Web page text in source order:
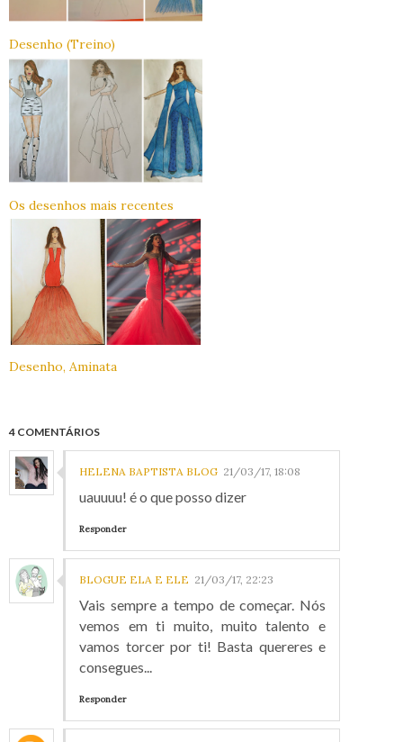
Desenho (Treino)
Os desenhos mais recentes
Desenho, Aminata
4 COMENTÁRIOS
HELENA BAPTISTA BLOG 21/03/17, 18:08
uauuuu! é o que posso dizer
Responder
BLOGUE ELA E ELE 21/03/17, 22:23
Vais sempre a tempo de começar. Nós
vemos em ti muito, muito talento e
vamos torcer por ti! Basta quereres e
consegues...
Responder